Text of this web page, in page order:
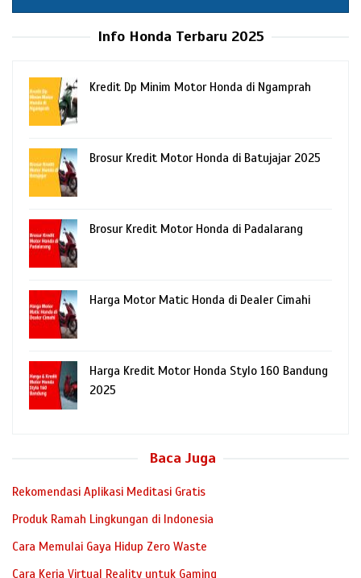
Info Honda Terbaru 2025
Kredit Dp Minim Motor Honda di Ngamprah
Brosur Kredit Motor Honda di Batujajar 2025
Brosur Kredit Motor Honda di Padalarang
Harga Motor Matic Honda di Dealer Cimahi
Harga Kredit Motor Honda Stylo 160 Bandung
2025
Baca Juga
Rekomendasi Aplikasi Meditasi Gratis
Produk Ramah Lingkungan di Indonesia
Cara Memulai Gaya Hidup Zero Waste
Cara Kerja Virtual Reality untuk Gaming